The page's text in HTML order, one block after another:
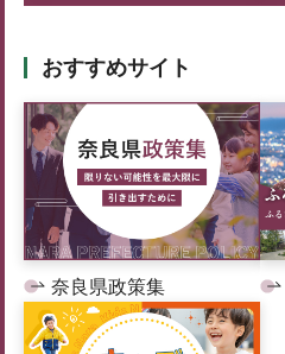
おすすめサイト
奈良県政策集